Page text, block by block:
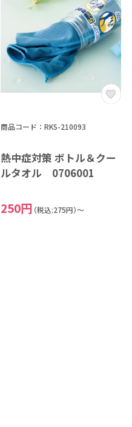
商品コード：RKS-210093
熱中症対策 ボトル＆クー
ルタオル 0706001
250円 （税込:275円）～